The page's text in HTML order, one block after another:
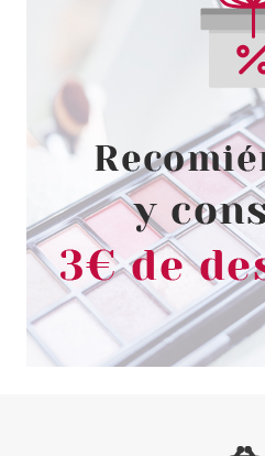
CATRICE LIFT UP
WATERPROOF
PESTAÑAS
010 DEEP
-38%